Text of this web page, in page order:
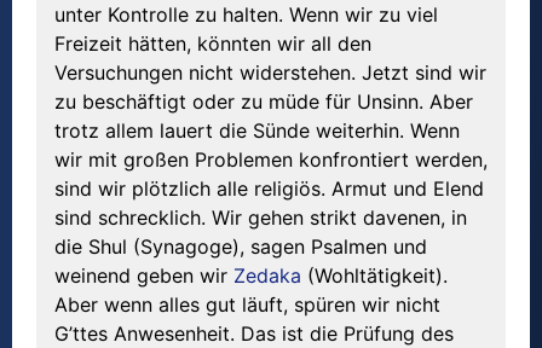
unter Kontrolle zu halten. Wenn wir zu viel
Freizeit hätten, könnten wir all den
Versuchungen nicht widerstehen. Jetzt sind wir
zu beschäftigt oder zu müde für Unsinn. Aber
trotz allem lauert die Sünde weiterhin. Wenn
wir mit großen Problemen konfrontiert werden,
sind wir plötzlich alle religiös. Armut und Elend
sind schrecklich. Wir gehen strikt davenen, in
die Shul (Synagoge), sagen Psalmen und
weinend geben wir Zedaka (Wohltätigkeit).
Aber wenn alles gut läuft, spüren wir nicht
G’ttes Anwesenheit. Das ist die Prüfung des